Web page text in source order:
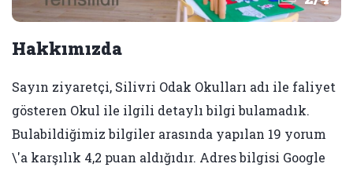
Hakkımızda
Sayın ziyaretçi, Silivri Odak Okulları adı ile faliyet
gösteren Okul ile ilgili detaylı bilgi bulamadık.
Bulabildiğimiz bilgiler arasında yapılan 19 yorum
\'a karşılık 4,2 puan aldığıdır. Adres bilgisi Google